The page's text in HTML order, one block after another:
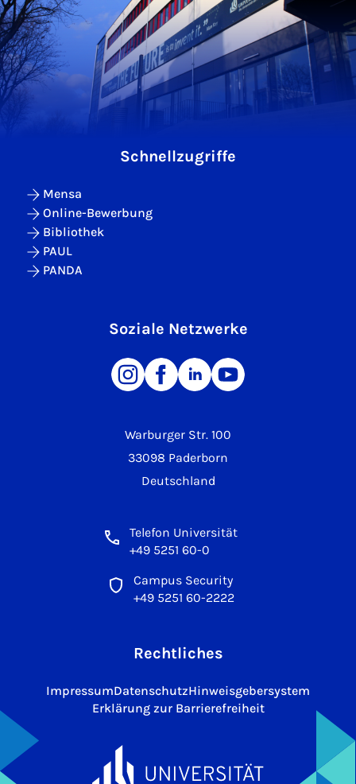
Warburger Str. 100
33098 Paderborn
Deutschland
Telefon Universität
+49 5251 60-0
Campus Security
+49 5251 60-2222
Schnellzugriffe
Mensa
Online-Bewerbung
Bibliothek
PAUL
PANDA
Soziale Netzwerke
Rechtliches
ImpressumDatenschutzHinweisgebersystem
Erklärung zur Barrierefreiheit